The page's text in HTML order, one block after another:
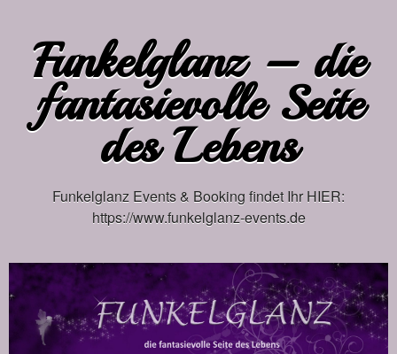
Funkelglanz – die
fantasievolle Seite
des Lebens
Funkelglanz Events & Booking findet Ihr HIER:
https://www.funkelglanz-events.de